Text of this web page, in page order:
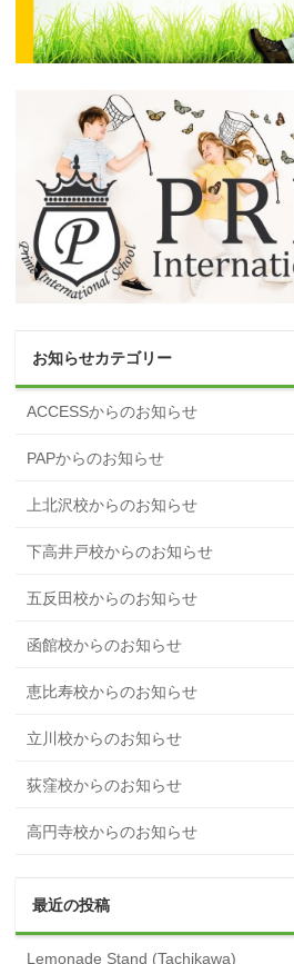
お知らせカテゴリー
ACCESSからのお知らせ
PAPからのお知らせ
上北沢校からのお知らせ
下高井戸校からのお知らせ
五反田校からのお知らせ
函館校からのお知らせ
恵比寿校からのお知らせ
立川校からのお知らせ
荻窪校からのお知らせ
高円寺校からのお知らせ
最近の投稿
Lemonade Stand (Tachikawa)